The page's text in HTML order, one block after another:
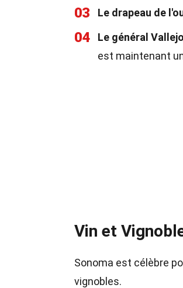
03 Le drapeau de
04 Le général Vallejo
est maintenant
Vin et
Sonoma est célèbre
vignobles.